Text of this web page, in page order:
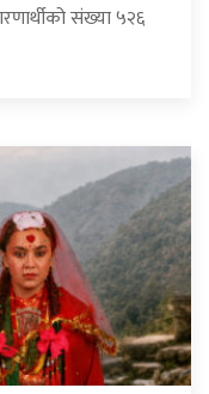
संख्या ५२६